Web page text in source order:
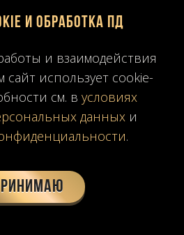
Brown
и обработка ПД
и взаимодействия
сайт использует cookie-
см. в условиях
данных и
.